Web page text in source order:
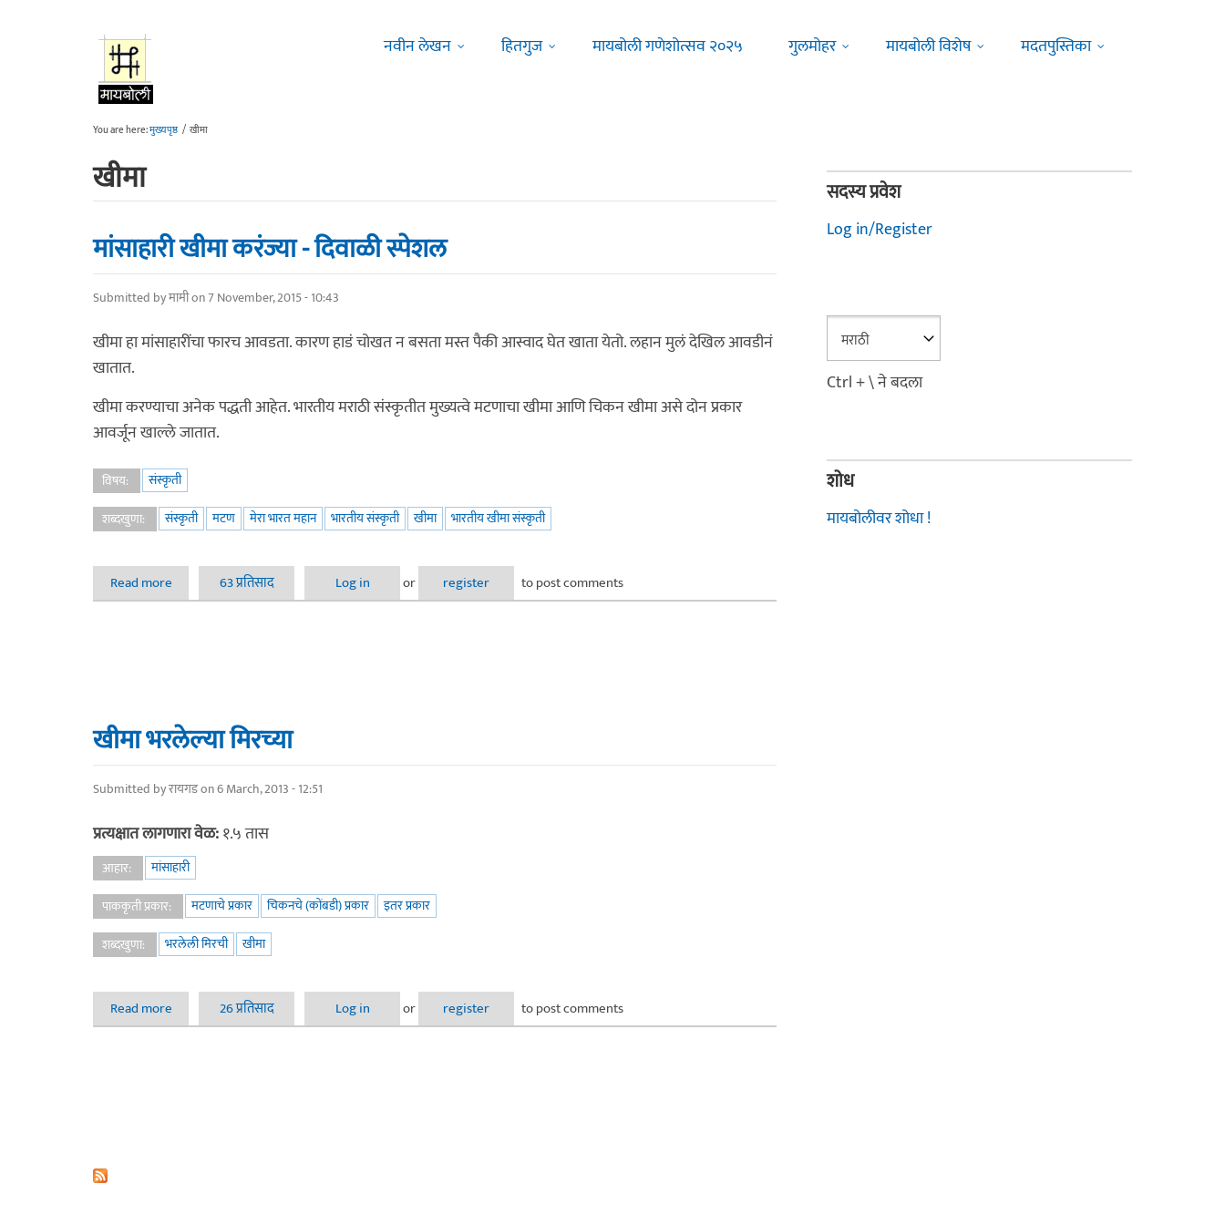
नवीन लेखन
हितगुज मायबोली गणेशोत्सव २०२५ गुलमोहर मायबोली विशेष मदतपुस्तिका
You are here:मुख्यपृष्ठ / खीमा
खीमा
मांसाहारी खीमा करंज्या - दिवाळी स्पेशल
Submitted byमामीon 7 November, 2015 - 10:43
खीमा हा मांसाहारींचा फारच आवडता. कारण हाडं चोखत न बसता मस्त पैकी आस्वाद घेत खाता येतो. लहान मुलं देखिल आवडीनं
खातात.
खीमा करण्याचा अनेक पद्धती आहेत. भारतीय मराठी संस्कृतीत मुख्यत्वे मटणाचा खीमा आणि चिकन खीमा असे दोन प्रकार
आवर्जून खाल्ले जातात.
विषय:
संस्कृती
शब्दखुणा:
संस्कृती मटण मेरा भारत महान भारतीय संस्कृती खीमा भारतीय खीमा संस्कृती
Read more about मांसाहारी खीमा करंज्या - दिवाळी स्पेशल
63 प्रतिसाद Log in or register to post comments
खीमा भरलेल्या मिरच्या
Submitted byरायगडon 6 March, 2013 - 12:51
प्रत्यक्षात लागणारा वेळ:१.५ तास
आहार:
मांसाहारी
पाककृती प्रकार:
मटणाचे प्रकार चिकनचे (कोंबडी) प्रकार
इतर प्रकार
शब्दखुणा:
भरलेली मिरची खीमा
Read more about खीमा भरलेल्या मिरच्या
26 प्रतिसाद Log in or register to post comments
सदस्य प्रवेश
Log in/Register
Ctrl + \ ने बदला
शोध
मायबोलीवर शोधा !